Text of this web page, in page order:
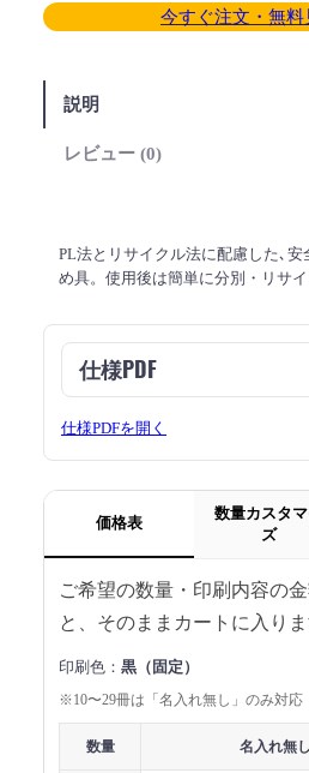
今すぐ注文・無料
説明
レビュー (0)
PL法とリサイクル法に配慮した､
め具。使用後は簡単に分別・リサイ
仕様PDF
仕様PDFを開く
価格表
数量カスタ
ズ
ご希望の数量・印刷内容の
と、そのままカートに入りま
印刷色： 黒（固定）
※10〜29冊は「名入れ無し」のみ対応
数量 名入れ無し